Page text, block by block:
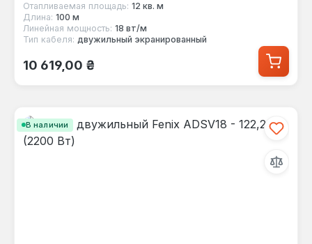
Отапливаемая площадь: 12 кв. м
Длина: 100 м
Линейная мощность: 18 вт/м
Тип кабеля: двужильный экранированный
Обычная цена:
10 619,00 ₴
В наличии